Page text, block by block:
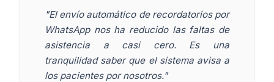
"El envío automático de recordatorios por
WhatsApp nos ha reducido las faltas de
asistencia a casi cero. Es una
tranquilidad saber que el sistema avisa a
los pacientes por nosotros."